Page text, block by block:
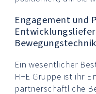
Engagement und
Bewegungstechnik
Ein wesentlicher
H+E Gruppe ist ihr
partnerschaftliche